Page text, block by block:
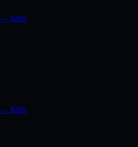
— $200
— $200